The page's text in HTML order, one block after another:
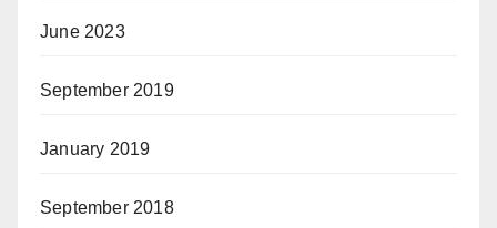
June 2023
September 2019
January 2019
September 2018